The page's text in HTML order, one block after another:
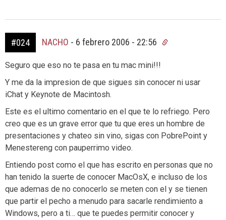
#024 NACHO - 6 febrero 2006 - 22:56
Seguro que eso no te pasa en tu mac mini!!!
Y me da la impresion de que sigues sin conocer ni usar
iChat y Keynote de Macintosh.
Este es el ultimo comentario en el que te lo refriego. Pero
creo que es un grave error que tu que eres un hombre de
presentaciones y chateo sin vino, sigas con PobrePoint y
Menestereng con pauperrimo video.
Entiendo post como el que has escrito en personas que no
han tenido la suerte de conocer MacOsX, e incluso de los
que ademas de no conocerlo se meten con el y se tienen
que partir el pecho a menudo para sacarle rendimiento a
Windows, pero a ti… que te puedes permitir conocer y